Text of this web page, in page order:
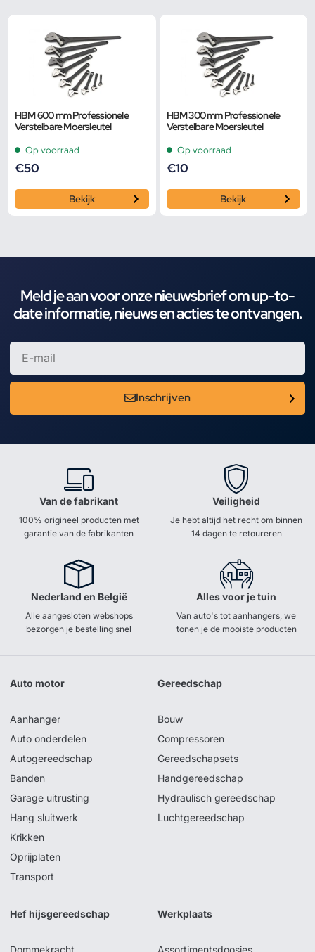
HBM 600 mm Professionele
Verstelbare Moersleutel
Op voorraad
€50
Bekijk
HBM 300 mm Professionele
Verstelbare Moersleutel
Op voorraad
€10
Bekijk
Meld je aan voor onze nieuwsbrief om up-to-
date informatie, nieuws en acties te ontvangen.
Inschrijven
Van de fabrikant
100% origineel producten met
garantie van de fabrikanten
Veiligheid
Je hebt altijd het recht om binnen
14 dagen te retoureren
Nederland en België
Alle aangesloten webshops
bezorgen je bestelling snel
Alles voor je tuin
Van auto's tot aanhangers, we
tonen je de mooiste producten
Auto motor
Aanhanger
Auto onderdelen
Autogereedschap
Banden
Garage uitrusting
Hang sluitwerk
Krikken
Oprijplaten
Transport
Gereedschap
Bouw
Compressoren
Gereedschapsets
Handgereedschap
Hydraulisch gereedschap
Luchtgereedschap
Hef hijsgereedschap
Dommekracht
Werkplaats
Assortimentsdoosjes